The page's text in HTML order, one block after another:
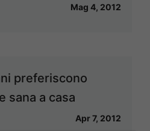
Mag 4, 2012
preferiscono
sana a casa
Apr 7, 2012